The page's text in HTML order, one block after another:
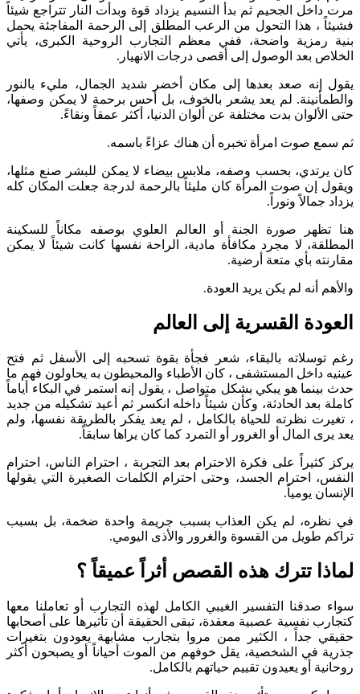
مرت داخل الجحيم ثم بدأ النسيم يزداد قوة وبدأت النار تتراجع شيئاً
فشيئاً ، هذا التحول من الرعب المطلق إلى الرحمة المفاجئة يحمل
بنية رمزية واضحة، ففي معظم التجارب الروحية الكبرى، يأتي
الخلاص بعد الوصول إلى أقصى درجات الانهيار.
يقول إنه صعد بعدها إلى مكان أخضر شديد الجمال، مليء بالنور
والطمأنينة. لم يعد يشعر بالخوف، بل أحس برحمة لا يمكن وصفها،
حتى الألوان بدت مختلفة عن ألوان الدنيا، أكثر عمقاً ونقاءً.
ثم سمع صوت امرأة تخبره أن هناك عزاءً باسمه.
كان يرتدي، بحسب وصفه، ملابس بيضاء لا يمكن للبشر صنع مثلها،
ويقول إن صوت المرأة كان مليئاً بالرحمة لدرجة جعلت المكان كله
يزداد جمالاً ونوراً.
هنا تظهر صورة الجنة أو العالم العلوي بوصفه مكاناً للسكينة
المطلقة، لا مجرد مكافأة مادية، الراحة نفسها كانت شيئاً لا يمكن
مقارنته بأي متعة أرضية.
والأهم أنه لم يكن يريد العودة.
العودة القسرية إلى العالم
رغم توسلاته بالبقاء، شعر فجأة بقوة تسحبه إلى الأسفل ثم فتح
عينيه داخل المستشفى ، كان الأطباء والمحيطون به يحاولون فهم ما
حدث بينما هو يبكي بشكل متواصل ، يقول إنه استمر في البكاء أياماً
كاملة بعد الحادثة، وكأن شيئاً داخله انكسر ثم أعيد تشكيله من جديد
، تغيرت نظرته للحياة بالكامل ، لم يعد يفكر بالطريقة نفسها، ولم
يعد يرى المال أو الغرور أو التمرد كما كان يراها سابقاً.
يركز كثيراً على فكرة الاحترام بعد التجربة ، احترام الناس، احترام
النفس، احترام الجسد، وحتى احترام الكلمات الصغيرة التي يقولها
الإنسان يومياً.
في نظره، لم يكن العذاب بسبب جريمة واحدة ضخمة، بل بسبب
تراكم طويل من القسوة والغرور والأذى اليومي.
لماذا تترك هذه القصص أثراً عميقاً ؟
سواء صدقنا التفسير الغيبي الكامل لهذه التجارب أو تعاملنا معها
كتجارب نفسية عصبية معقدة، تبقى الحقيقة أن تأثيرها على أصحابها
حقيقي جداً ، الكثير ممن مروا بتجارب مشابهة يعودون بتغيرات
جذرية في الشخصية، يقل خوفهم من الموت أحياناً أو يصبحون أكثر
روحانية أو يعيدون تقييم حياتهم بالكامل.